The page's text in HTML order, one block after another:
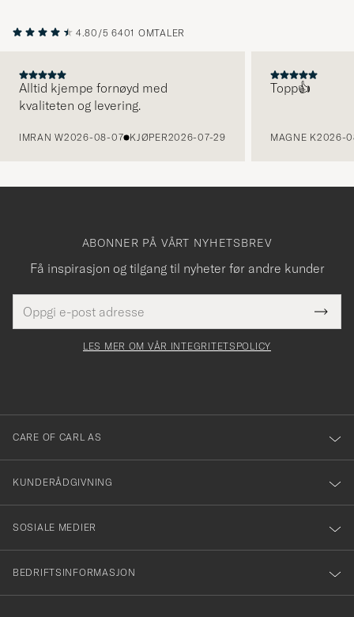
4.80/5 6401 OMTALER
Alltid kjempe fornøyd med
kvaliteten og levering.
IMRAN W2026-08-07 KJØPER2026-07-29
Topp👍
MAGNE K2026-
ABONNER PÅ VÅRT NYHETSBREV
Få inspirasjon og tilgang til nyheter før andre kunder
postadresse
felt
Tack
för
dig
till
vårt
nyhetsbrev!
LES MER OM VÅR INTEGRITETSPOLICY
CARE OF CARL AS
KUNDERÅDGIVNING
SOSIALE MEDIER
BEDRIFTSINFORMASJON